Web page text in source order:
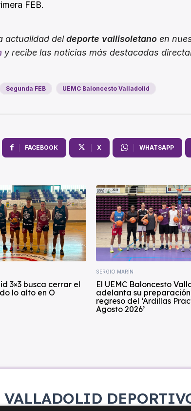
FEB.
actualidad deldeporte vallisoletano en
y recibe las noticias más destacadas
Segunda FEB UEMC Baloncesto Valladolid
FACEBOOK X WHATSAPP
3×3 busca cerrar el
lo alto en O
SERGIO MARÍN
El UEMC Baloncesto
adelanta su
regreso del ‘Ardillas
Agosto 2026’
VALLADOLID